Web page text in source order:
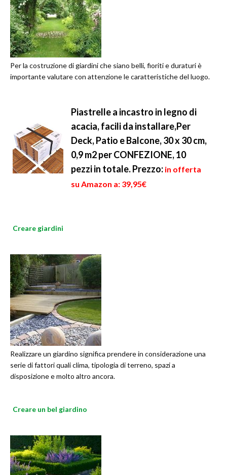
Per la costruzione di giardini che siano belli, fioriti e duraturi è
importante valutare con attenzione le caratteristiche del luogo.
Piastrelle a incastro in legno di
acacia, facili da installare,Per
Deck, Patio e Balcone, 30 x 30 cm,
0,9 m2 per CONFEZIONE, 10
pezzi in totale.Prezzo: in offerta
su Amazon a: 39,95€
Creare giardini
Realizzare un giardino significa prendere in considerazione una
serie di fattori quali clima, tipologia di terreno, spazi a
disposizione e molto altro ancora.
Creare un bel giardino